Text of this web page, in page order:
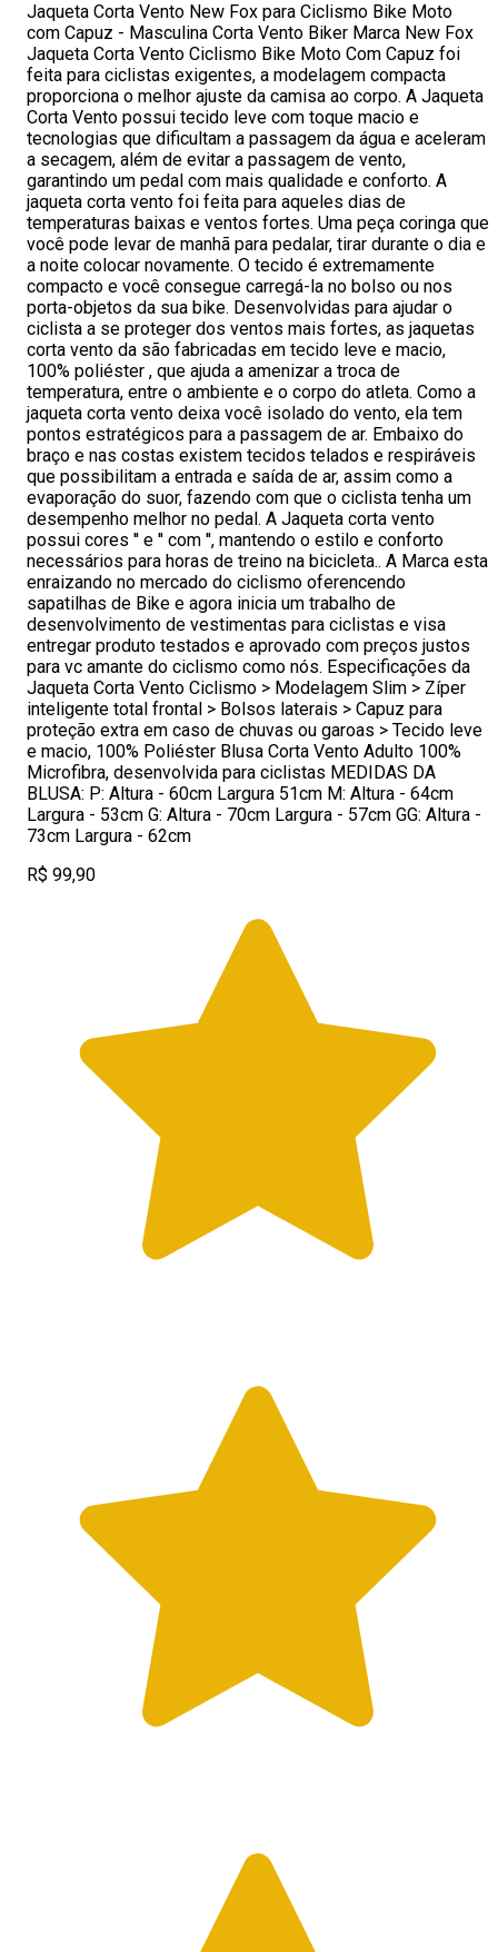
Jaqueta Corta Vento New Fox para Ciclismo Bike Moto
com Capuz - Masculina Corta Vento Biker Marca New Fox
Jaqueta Corta Vento Ciclismo Bike Moto Com Capuz foi
feita para ciclistas exigentes, a modelagem compacta
proporciona o melhor ajuste da camisa ao corpo. A Jaqueta
Corta Vento possui tecido leve com toque macio e
tecnologias que dificultam a passagem da água e aceleram
a secagem, além de evitar a passagem de vento,
garantindo um pedal com mais qualidade e conforto. A
jaqueta corta vento foi feita para aqueles dias de
temperaturas baixas e ventos fortes. Uma peça coringa que
você pode levar de manhã para pedalar, tirar durante o dia e
a noite colocar novamente. O tecido é extremamente
compacto e você consegue carregá-la no bolso ou nos
porta-objetos da sua bike. Desenvolvidas para ajudar o
ciclista a se proteger dos ventos mais fortes, as jaquetas
corta vento da são fabricadas em tecido leve e macio,
100% poliéster , que ajuda a amenizar a troca de
temperatura, entre o ambiente e o corpo do atleta. Como a
jaqueta corta vento deixa você isolado do vento, ela tem
pontos estratégicos para a passagem de ar. Embaixo do
braço e nas costas existem tecidos telados e respiráveis
que possibilitam a entrada e saída de ar, assim como a
evaporação do suor, fazendo com que o ciclista tenha um
desempenho melhor no pedal. A Jaqueta corta vento
possui cores '' e '' com '', mantendo o estilo e conforto
necessários para horas de treino na bicicleta.. A Marca esta
enraizando no mercado do ciclismo oferencendo
sapatilhas de Bike e agora inicia um trabalho de
desenvolvimento de vestimentas para ciclistas e visa
entregar produto testados e aprovado com preços justos
para vc amante do ciclismo como nós. Especificações da
Jaqueta Corta Vento Ciclismo > Modelagem Slim > Zíper
inteligente total frontal > Bolsos laterais > Capuz para
proteção extra em caso de chuvas ou garoas > Tecido leve
e macio, 100% Poliéster Blusa Corta Vento Adulto 100%
Microfibra, desenvolvida para ciclistas MEDIDAS DA
BLUSA: P: Altura - 60cm Largura 51cm M: Altura - 64cm
Largura - 53cm G: Altura - 70cm Largura - 57cm GG: Altura -
73cm Largura - 62cm
R$ 99,90